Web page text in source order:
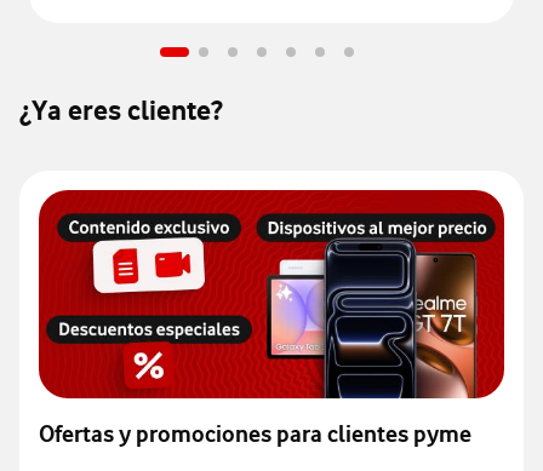
¿Ya eres cliente?
Ofertas y promociones para clientes pyme